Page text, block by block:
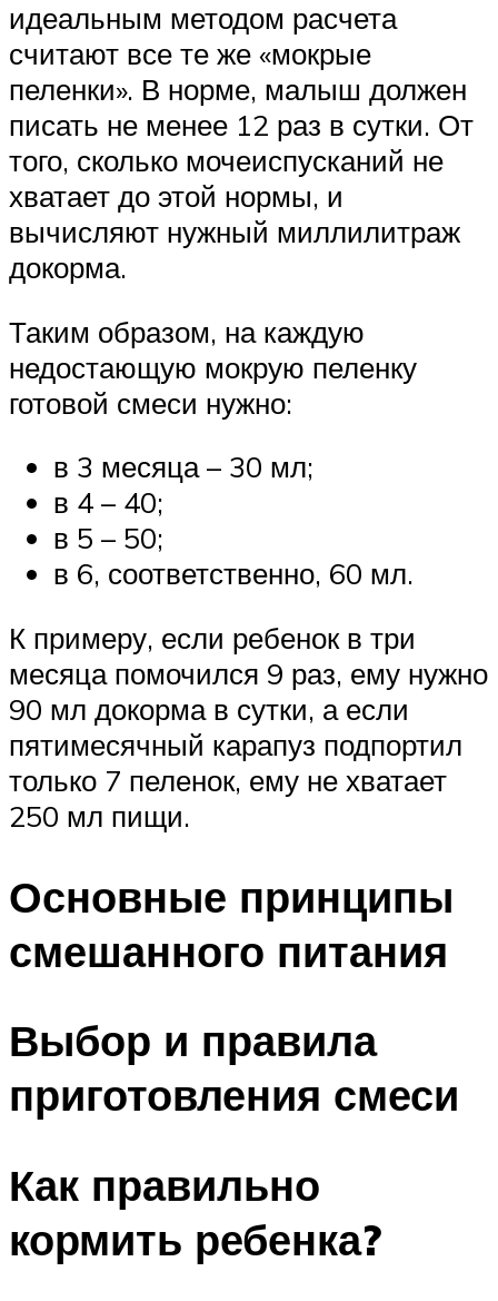
идеальным методом расчета
считают все те же «мокрые
пеленки». В норме, малыш должен
писать не менее 12 раз в сутки. От
того, сколько мочеиспусканий не
хватает до этой нормы, и
вычисляют нужный миллилитраж
докорма.
Таким образом, на каждую
недостающую мокрую пеленку
готовой смеси нужно:
в 3 месяца – 30 мл;
в 4 – 40;
в 5 – 50;
в 6, соответственно, 60 мл.
К примеру, если ребенок в три
месяца помочился 9 раз, ему нужно
90 мл докорма в сутки, а если
пятимесячный карапуз подпортил
только 7 пеленок, ему не хватает
250 мл пищи.
Основные принципы
смешанного питания
Выбор и правила
приготовления смеси
Как правильно
кормить ребенка?